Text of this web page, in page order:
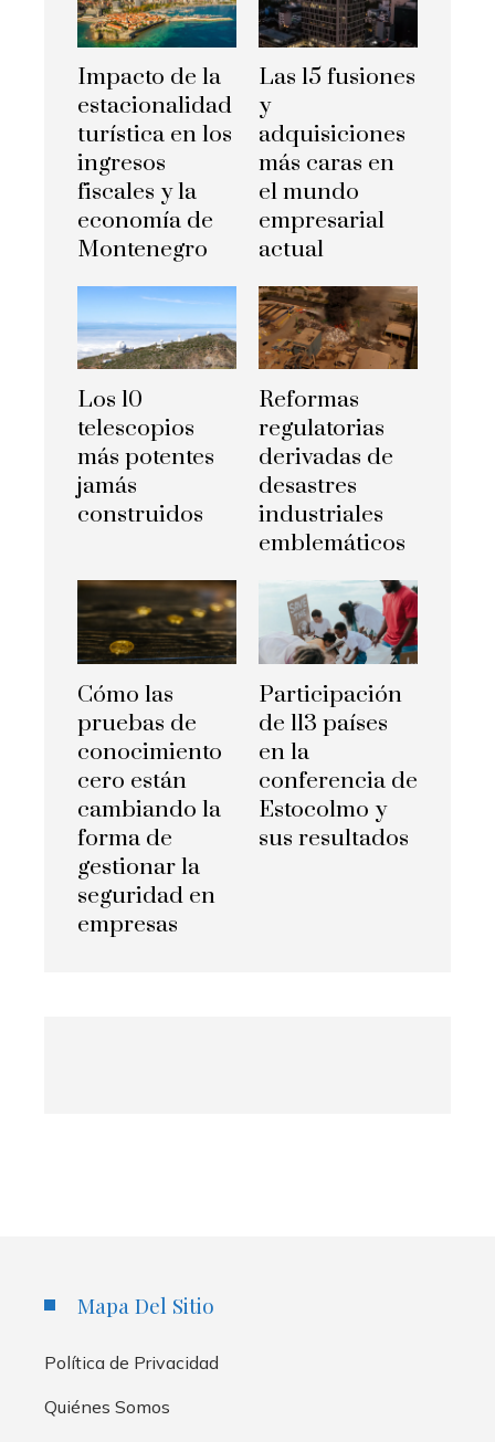
Impacto de la
estacionalidad
turística en los
ingresos
fiscales y la
economía de
Montenegro
Las 15 fusiones
y
adquisiciones
más caras en
el mundo
empresarial
actual
Los 10
telescopios
más potentes
jamás
construidos
Reformas
regulatorias
derivadas de
desastres
industriales
emblemáticos
Cómo las
pruebas de
conocimiento
cero están
cambiando la
forma de
gestionar la
seguridad en
empresas
Participación
de 113 países
en la
conferencia de
Estocolmo y
sus resultados
Mapa Del Sitio
Política de Privacidad
Quiénes Somos